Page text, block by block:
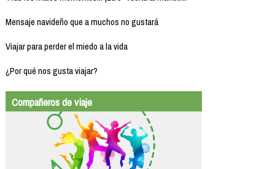
Mensaje navideño que a muchos no gustará
Viajar para perder el miedo a la vida
¿Por qué nos gusta viajar?
Compañeros de viaje